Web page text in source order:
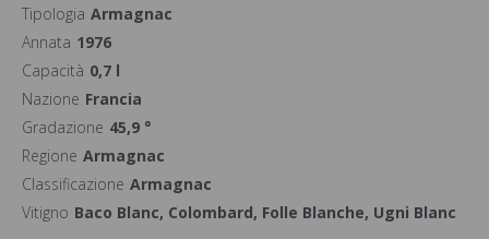
Tipologia Armagnac
Annata 1976
Capacità 0,7 l
Nazione Francia
Gradazione 45,9 °
Regione Armagnac
Classificazione Armagnac
Vitigno Baco Blanc, Colombard, Folle Blanche, Ugni Blanc